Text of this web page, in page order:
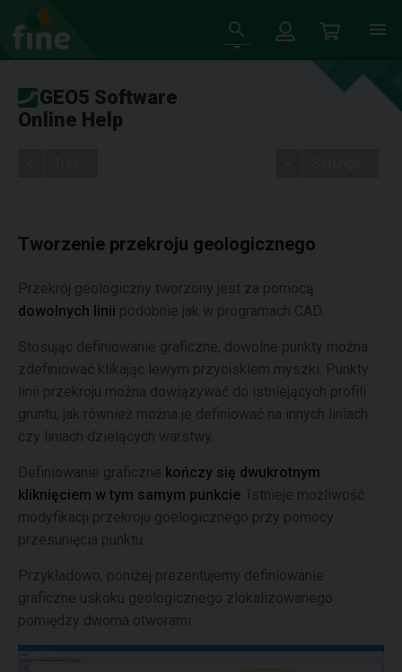
GEO5 Software
Online Help
Tworzenie przekroju geologicznego
Przekrój geologiczny tworzony jest za pomocą
dowolnych linii podobnie jak w programach CAD.
Stosując definiowanie graficzne, dowolne punkty można
zdefiniować klikając lewym przyciskiem myszki. Punkty
linii przekroju można dowiązywać do istniejących profili
gruntu, jak również można je definiować na innych liniach
czy liniach dzielących warstwy.
Definiowanie graficzne kończy się dwukrotnym
kliknięciem w tym samym punkcie . Istnieje możliwość
modyfikacji przekroju goelogicznego przy pomocy
przesunięcia punktu.
Przykładowo, poniżej prezentujemy definiowanie
graficzne uskoku geologicznego zlokalizowanego
pomiędzy dwoma otworami.